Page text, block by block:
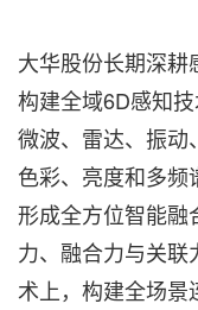
大华股份长期深耕
构建全域6D感知技
微波、雷达、振动
色彩、亮度和多频
形成全方位智能融
力、融合力与关
术上，构建全场景